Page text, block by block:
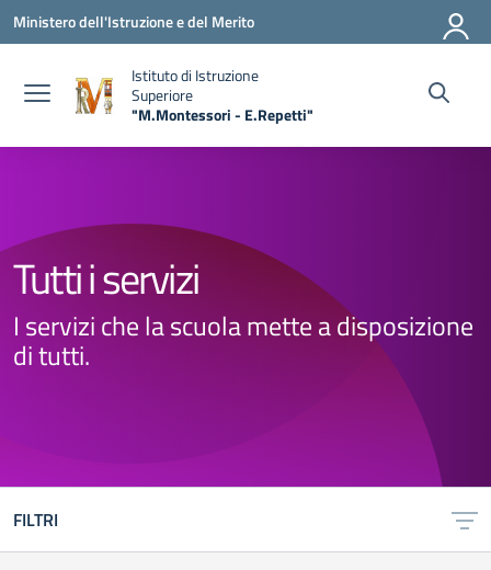
Vai ai contenuti
Vai al menu di navigazione
Vai al footer
Ministero dell'Istruzione e del Merito
Istituto di Istruzione
Superiore
"M.Montessori - E.Repetti"
Tutti i servizi
I servizi che la scuola mette a disposizione
di tutti.
FILTRI